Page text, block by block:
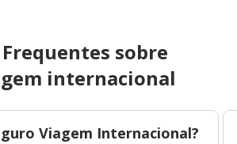
sobre
internacional
Viagem Internacional?‍